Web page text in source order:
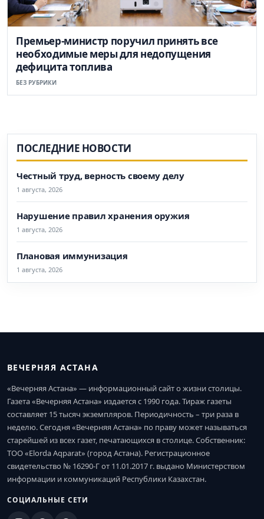
Премьер-министр поручил принять все
необходимые меры для недопущения
дефицита топлива
БЕЗ РУБРИКИ
ПОСЛЕДНИЕ НОВОСТИ
Честный труд, верность своему делу
1 августа, 2026
Нарушение правил хранения оружия
1 августа, 2026
Плановая иммунизация
1 августа, 2026
ВЕЧЕРНЯЯ АСТАНА
«Вечерняя Астана» — информационный сайт о жизни столицы.
Газета «Вечерняя Астана» издается с 1990 года. Тираж газеты
составляет 15 тысяч экземпляров. Периодичность – три раза в
неделю. Сегодня «Вечерняя Астана» по праву может называться
старейшей из всех газет, печатающихся в столице. Собственник:
ТОО «Elorda Aqparat» (город Астана). Регистрационное
свидетельство № 16290-Г от 11.01.2017 г. выдано Министерством
информации и коммуникаций Республики Казахстан.
СОЦИАЛЬНЫЕ СЕТИ